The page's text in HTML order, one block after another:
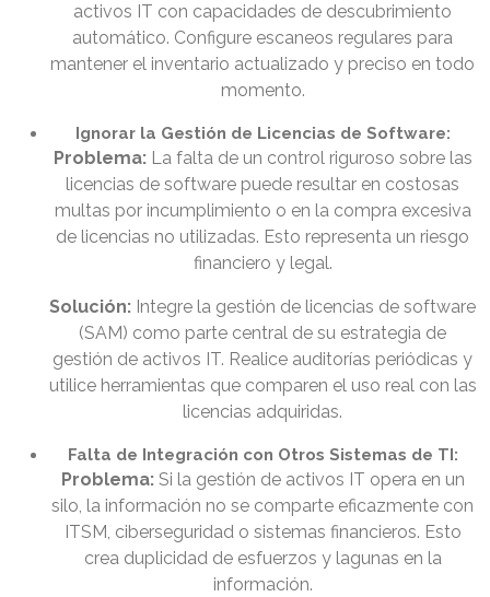
activos IT con capacidades de descubrimiento
automático. Configure escaneos regulares para
mantener el inventario actualizado y preciso en todo
momento.
Ignorar la Gestión de Licencias de Software:
Problema:La falta de un control riguroso sobre las
licencias de software puede resultar en costosas
multas por incumplimiento o en la compra excesiva
de licencias no utilizadas. Esto representa un riesgo
financiero y legal.
Solución: Integre la gestión de licencias de software
(SAM) como parte central de su estrategia de
gestión de activos IT. Realice auditorías periódicas y
utilice herramientas que comparen el uso real con las
licencias adquiridas.
Falta de Integración con Otros Sistemas de TI:
Problema:Si la gestión de activos IT opera en un
silo, la información no se comparte eficazmente con
ITSM, ciberseguridad o sistemas financieros. Esto
crea duplicidad de esfuerzos y lagunas en la
información.